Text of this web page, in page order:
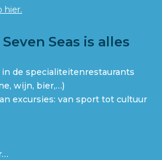
hier.
Seas is alles
de specialiteitenrestaurants
wijn, bier,…)
excursies: van sport tot cultuur